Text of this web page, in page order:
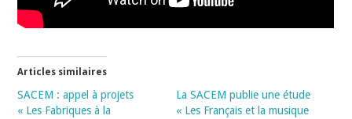
Articles similaires
SACEM : appel à projets
« Les Fabriques à la
La SACEM publie une étude
« Les Français et la musique